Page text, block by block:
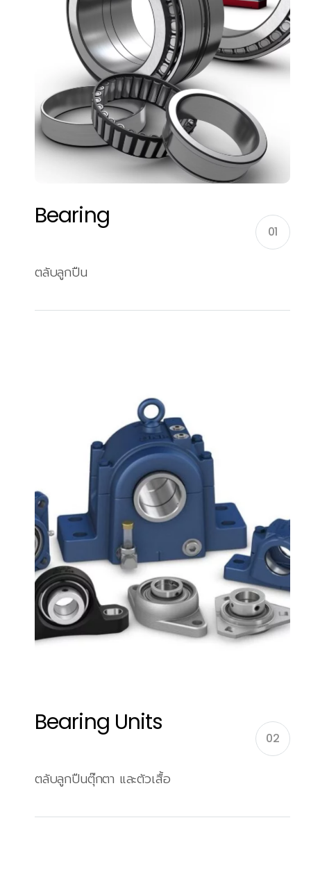
Bearing
01
ตลับลูกปืน
Bearing Units
02
ตลับลูกปืนตุ๊กตา และตัวเสื้อ